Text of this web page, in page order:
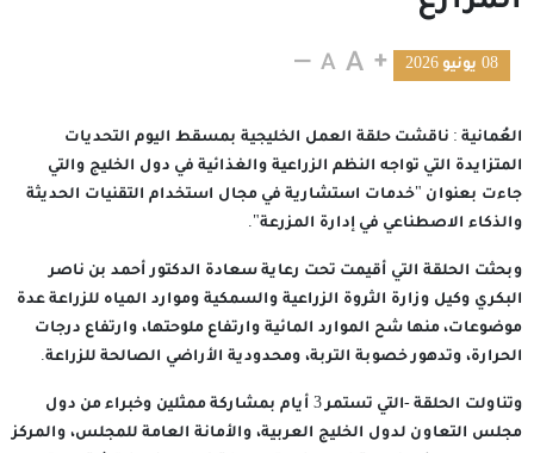
08 يونيو 2026
العُمانية : ناقشت حلقة العمل الخليجية بمسقط اليوم التحديات
المتزايدة التي تواجه النظم الزراعية والغذائية في دول الخليج والتي
جاءت بعنوان "خدمات استشارية في مجال استخدام التقنيات الحديثة
والذكاء الاصطناعي في إدارة المزرعة".
وبحثت الحلقة التي أقيمت تحت رعاية سعادة الدكتور أحمد بن ناصر
البكري وكيل وزارة الثروة الزراعية والسمكية وموارد المياه للزراعة عدة
موضوعات، منها شح الموارد المائية وارتفاع ملوحتها، وارتفاع درجات
الحرارة، وتدهور خصوبة التربة، ومحدودية الأراضي الصالحة للزراعة.
وتناولت الحلقة -التي تستمر 3 أيام بمشاركة ممثلين وخبراء من دول
مجلس التعاون لدول الخليج العربية، والأمانة العامة للمجلس، والمركز